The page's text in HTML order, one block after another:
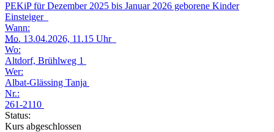
PEKiP für Dezember 2025 bis Januar 2026 geborene Kinder
Einsteiger
Wann:
Mo. 13.04.2026, 11.15 Uhr
Wo:
Altdorf, Brühlweg 1
Wer:
Albat-Glässing Tanja
Nr.:
261-2110
Status:
Kurs abgeschlossen